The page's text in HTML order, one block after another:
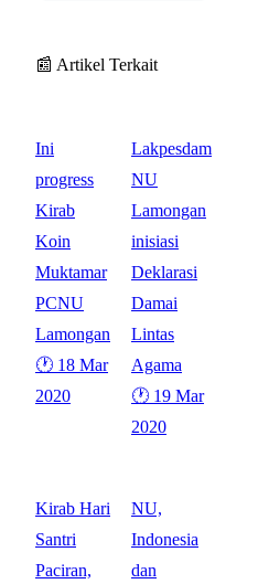
📰 Artikel Terkait
Ini
progress
Kirab
Koin
Muktamar
PCNU
Lamongan
🕐 18 Mar
2020
Lakpesdam
NU
Lamongan
inisiasi
Deklarasi
Damai
Lintas
Agama
🕐 19 Mar
2020
Kirab Hari
Santri
Paciran,
NU,
Indonesia
dan